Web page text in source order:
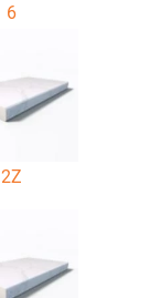
6
2Z